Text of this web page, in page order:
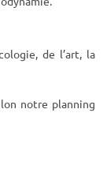
de l’art, la
notre planning